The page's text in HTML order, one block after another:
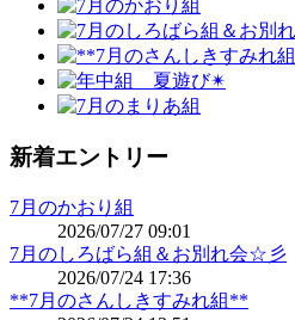
新着エントリー
7月のかおり組
2026/07/27 09:01
7月のしろばら組＆お別れ会☆彡
2026/07/24 17:36
**7月のさんしきすみれ組**